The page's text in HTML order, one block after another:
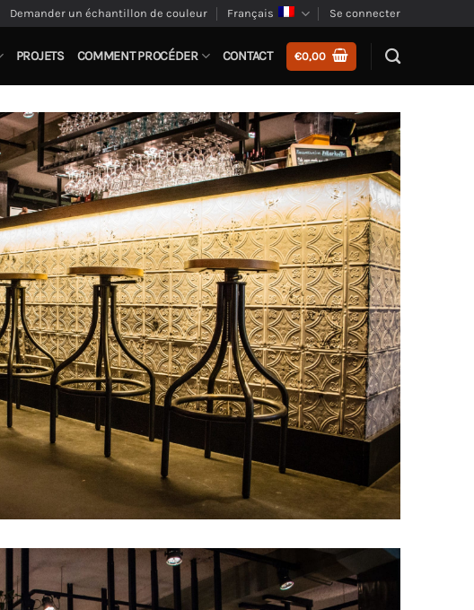
Demander un échantillon de couleur Français Se connecter
PROJETS COMMENT PROCÉDER CONTACT €0,00